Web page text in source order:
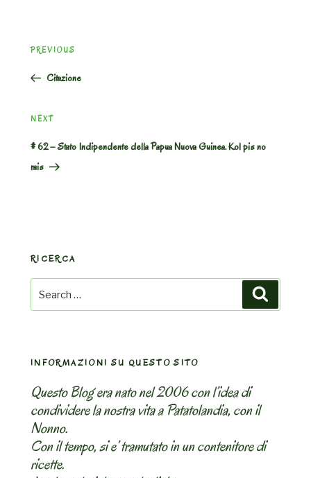
navigation
Previous
PREVIOUS
Citazione
Next
NEXT
# 62 – Stato Indipendente della Papua Nuova Guinea. Kol pis no
rais
RICERCA
Search
for:
INFORMAZIONI SU QUESTO SITO
Questo Blog era nato nel 2006 con l’idea di
condividere la nostra vita a Patatolandia, con il
Nonno.
Con il tempo, si e’ tramutato in un contenitore di
ricette.